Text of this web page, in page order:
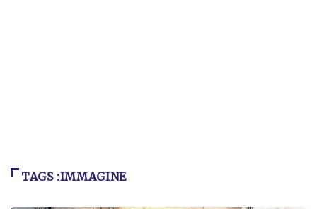
TAGS :IMMAGINE